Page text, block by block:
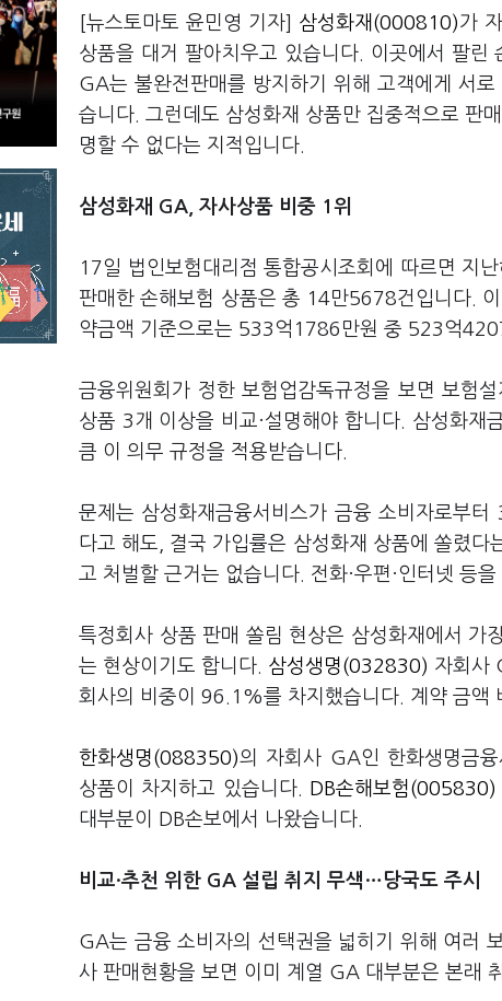
[뉴스토마토 윤민영 기자] 삼성화재(000810)가
상품을 대거 팔아치우고 있습니다. 이곳에서 팔
GA는 불완전판매를 방지하기 위해 고객에게 서
습니다. 그런데도 삼성화재 상품만 집중적으로 판
명할 수 없다는 지적입니다.
삼성화재 GA, 자사상품 비중 1위
17일 법인보험대리점 통합공시조회에 따르면 지
판매한 손해보험 상품은 총 14만5678건입니다.
약금액 기준으로는 533억1786만원 중 523억
금융위원회가 정한 보험업감독규정을 보면 보험
상품 3개 이상을 비교·설명해야 합니다. 삼성화
큼 이 의무 규정을 적용받습니다.
문제는 삼성화재금융서비스가 금융 소비자로부
다고 해도, 결국 가입률은 삼성화재 상품에 쏠렸다
고 처벌할 근거는 없습니다. 전화·우편·인터넷 등
특정회사 상품 판매 쏠림 현상은 삼성화재에서 가
는 현상이기도 합니다. 삼성생명(032830) 자회사
회사의 비중이 96.1%를 차지했습니다. 계약 금액
한화생명(088350)의 자회사 GA인 한화생명금
상품이 차지하고 있습니다.
DB손해보험(005830)
대부분이 DB손보에서 나왔습니다.
비교·추천 위한 GA 설립 취지 무색…당국도 주시
GA는 금융 소비자의 선택권을 넓히기 위해 여러
사 판매현황을 보면 이미 계열 GA 대부분은 본래